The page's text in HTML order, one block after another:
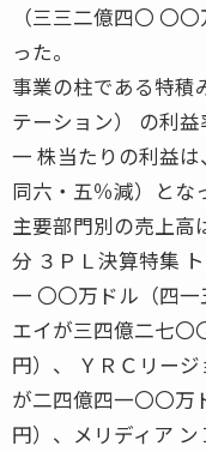
（三三二億四〇 〇
った。
事業の柱である特積
テーション） の利益
一 株当たりの利益は
同六・五％減）とな
主要部門別の売上高
分 ３ＰＬ決算特集
一 〇〇万ドル（四
エイが三四億二七〇
円）、 ＹＲＣリー
が二四億四一〇〇万
円）、メリディア